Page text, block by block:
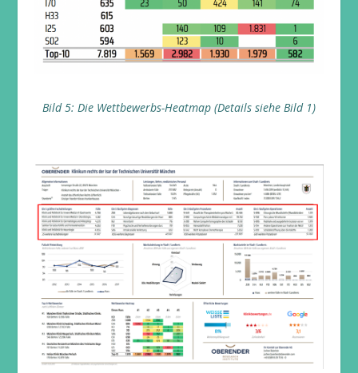
Bild 5: Die Wettbewerbs-Heatmap (Details siehe Bild 1)